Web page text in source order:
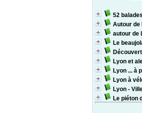
52
Autour de
autour de
Le
Lyon et
Lyon ... à
Lyon à
Lyon -
Le piéton